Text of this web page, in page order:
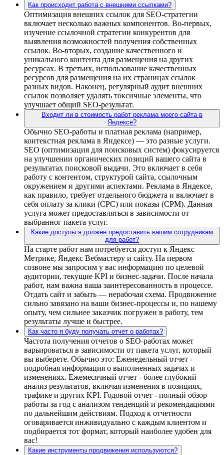
Как происходит работа с внешними ссылками?
Оптимизация внешних ссылок для SEO-стратегии
включает несколько важных компонентов. Во-первых,
изучение ссылочной стратегии конкурентов для
выявления возможностей получения собственных
ссылок. Во-вторых, создание качественного и
уникального контента для размещения на других
ресурсах. В третьих, использование качественных
ресурсов для размещения на их страницах ссылок
разных видов. Наконец, регулярный аудит внешних
ссылок позволяет удалять токсичные элементы, что
улучшает общий SEO-результат.
Входит ли в стоимость работ реклама моего сайта в
Яндексе?
Обычно SEO-работы и платная реклама (например,
контекстная реклама в Яндексе) — это разные услуги.
SEO (оптимизация для поисковых систем) фокусируется
на улучшении органических позиций вашего сайта в
результатах поисковой выдачи. Это включает в себя
работу с контентом, структурой сайта, ссылочным
окружением и другими аспектами. Реклама в Яндексе,
как правило, требует отдельного бюджета и включает в
себя оплату за клики (CPC) или показы (CPM). Данная
услуга может предоставляться в зависимости от
выбранног пакета услуг.
Какие доступы я должен предоставить вашим сотрудникам
для работ?
На старте работ нам потребуется доступ к Яндекс
Метрике, Яндекс Вебмастеру и сайту. На первом
созвоне мы запросим у вас информацию по целевой
аудитории, текущие KPI и бизнес-задачи. После начала
работ, нам важна ваша заинтересованность в процессе.
Отдать сайт и забыть — нерабочая схема. Продвижение
сильно завязано на ваши бизнес-процессы и, по нашему
опыту, чем сильнее заказчик погружен в работу, тем
результаты лучше и быстрее.
Как часто я буду получать отчет о работах?
Частота получения отчетов о SEO-работах может
варьироваться в зависимости от пакета услуг, который
вы выберете. Обычно это: Еженедельный отчет -
подробная информация о выполненных задачах и
изменениях. Ежемесячный отчет - более глубокий
анализ результатов, включая изменения в позициях,
трафике и других KPI. Годовой отчет - полный обзор
работы за год с анализом тенденций и рекомендациями
по дальнейшим действиям. Подход к отчетности
оговаривается инживидуально с каждым клиентом и
подбирается тот формат, который наиболее удобен для
вас!
Какие инструменты продвижения используются?